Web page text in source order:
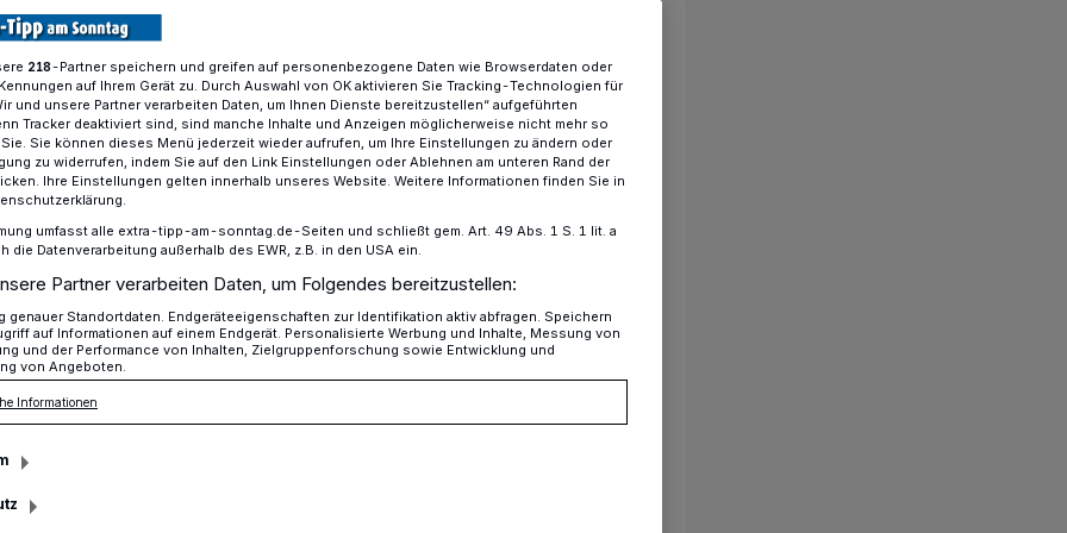
Markt auf dem Schillerplatz
Markt auf dem Schillerplatz
Hollywood
was? Nur noch siebenmal schlafen,
dem Schillerplatz – am Sonntag, 2.
Jahr als Hommage an die
WES ANDERSON, der unter anderem
berühmt ist. Warum WES und was
die es werden wollen? Der Extra-Tipp
gefragt.
218-Partner speichern und greifen auf personenbezogene Daten wie Browserdaten oder
auf Ihrem Gerät zu. Durch Auswahl von OK aktivieren Sie Tracking-Technologien für
und unsere Partner verarbeiten Daten, um Ihnen Dienste bereitzustellen“ aufgeführten
Tracker deaktiviert sind, sind manche Inhalte und Anzeigen möglicherweise nicht mehr so
Sie können dieses Menü jederzeit wieder aufrufen, um Ihre Einstellungen zu ändern oder
zu widerrufen, indem Sie auf den Link Einstellungen oder Ablehnen am unteren Rand der
Ihre Einstellungen gelten innerhalb unseres Website. Weitere Informationen finden Sie in
umfasst alle extra-tipp-am-sonntag.de-Seiten und schließt gem. Art. 49 Abs. 1 S. 1 lit. a
die Datenverarbeitung außerhalb des EWR, z.B. in den USA ein.
Partner verarbeiten Daten, um Folgendes bereitzustellen:
genauer Standortdaten. Endgeräteeigenschaften zur Identifikation aktiv abfragen. Speichern
auf Informationen auf einem Endgerät. Personalisierte Werbung und Inhalte, Messung von
und der Performance von Inhalten, Zielgruppenforschung sowie Entwicklung und
von Angeboten.
Informationen